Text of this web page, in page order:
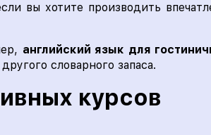
вы хотите производить
английский язык для
словарного запаса.
курсов